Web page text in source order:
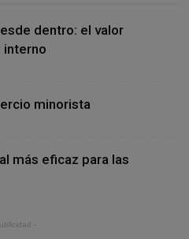
dentro: el valor
minorista
más eficaz para las
-